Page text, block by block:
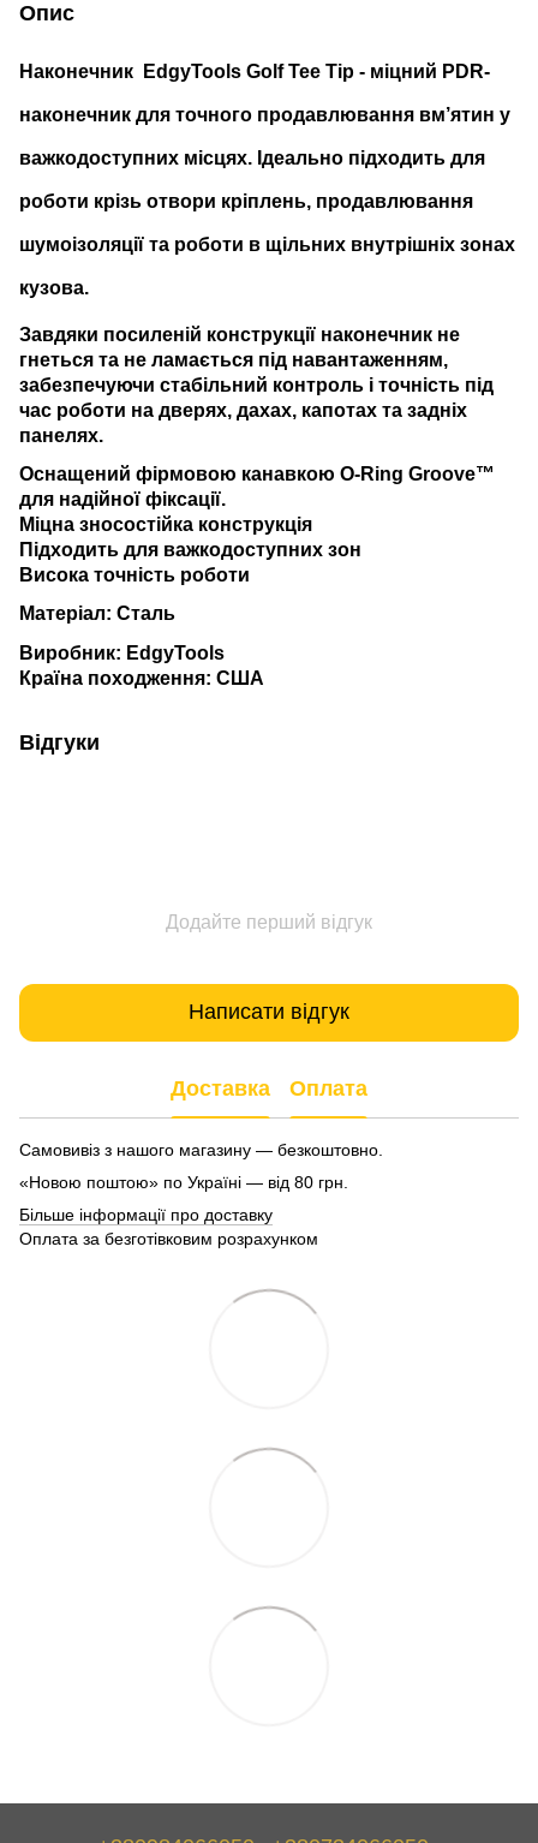
Опис
Наконечник EdgyTools Golf Tee Tip - міцний PDR-
наконечник для точного продавлювання вм’ятин у
важкодоступних місцях. Ідеально підходить для
роботи крізь отвори кріплень, продавлювання
шумоізоляції та роботи в щільних внутрішніх зонах
кузова.
Завдяки посиленій конструкції наконечник не
гнеться та не ламається під навантаженням,
забезпечуючи стабільний контроль і точність під
час роботи на дверях, дахах, капотах та задніх
панелях.
Оснащений фірмовою канавкою O-Ring Groove™
для надійної фіксації.
Міцна зносостійка конструкція
Підходить для важкодоступних зон
Висока точність роботи
Матеріал: Сталь
Виробник: EdgyTools
Країна походження: США
Відгуки
Додайте перший відгук
Написати відгук
Доставка Оплата
Самовивіз з нашого магазину — безкоштовно.
«Новою поштою» по Україні — від 80 грн.
Більше інформації про доставку
Оплата за безготівковим розрахунком